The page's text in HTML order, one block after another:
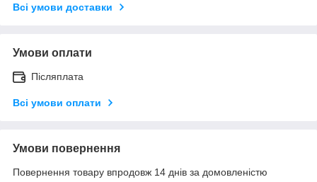
Всі умови доставки
Умови оплати
Післяплата
Всі умови оплати
Умови повернення
Повернення товару впродовж 14 днів за домовленістю